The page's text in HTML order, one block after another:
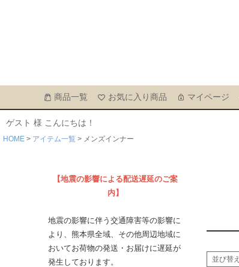
商品一覧 お気に入り商品 マイページ
ゲスト 様 こんにちは！
HOME アイテム一覧 メンズインナー
【地震の影響による配送遅延のご案
内】
地震の影響に伴う交通障害等の影響に
より、熊本県全域、その他周辺地域に
おいてお荷物の発送・お届けに遅延が
発生しております。
並び替え